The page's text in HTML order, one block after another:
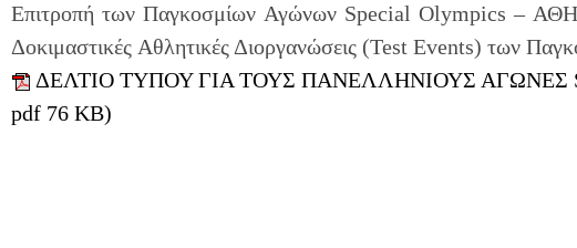
Επιτροπή των Παγκοσμίων Αγώνων Special Olympics –
Δοκιμαστικές Αθλητικές Διοργανώσεις (Test Events) των
ΔΕΛΤΙΟ ΤΥΠΟΥ ΓΙΑ ΤΟΥΣ ΠΑΝΕΛΛΗΝΙΟΥΣ ΑΓΩΝΕΣ
pdf 76 KB)